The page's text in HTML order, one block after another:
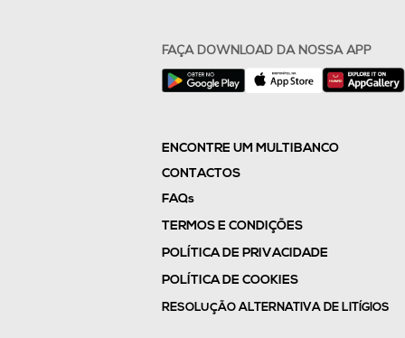
FAÇA DOWNLOAD DA NOSSA APP
ENCONTRE UM MULTIBANCO
CONTACTOS
FAQs
TERMOS E CONDIÇÕES
POLÍTICA DE PRIVACIDADE
POLÍTICA DE COOKIES
RESOLUÇÃO ALTERNATIVA DE LITÍGIOS